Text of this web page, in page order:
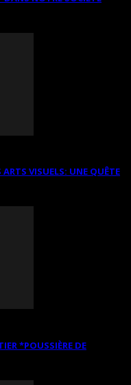
VISUELS: UNE QUÊTE
*POUSSIÈRE DE